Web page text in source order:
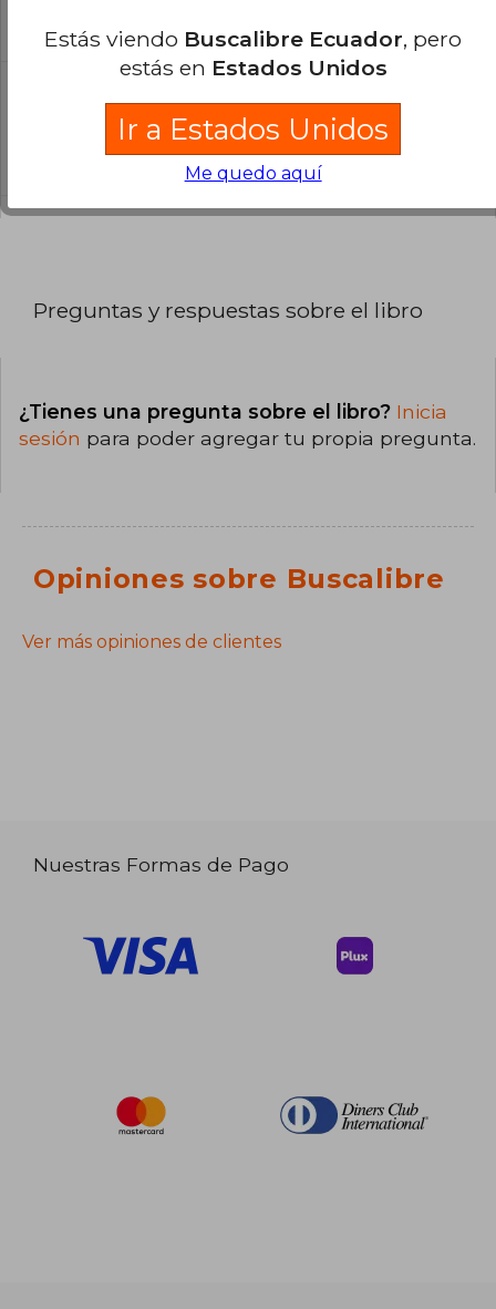
El libro está escrito en Inglés.
¿Cuál es la encuadernación de este libro?
La encuadernación de esta edición es Tapa
Preguntas y respuestas sobre el libro
¿Tienes una pregunta sobre el libro? Inicia
sesión para poder agregar tu propia pregunta.
Opiniones sobre Buscalibre
Ver más opiniones de clientes
Nuestras Formas de Pago
Estás viendo Buscalibre Ecuador, pero
estás en Estados Unidos
Ir a Estados Unidos
Me quedo aquí